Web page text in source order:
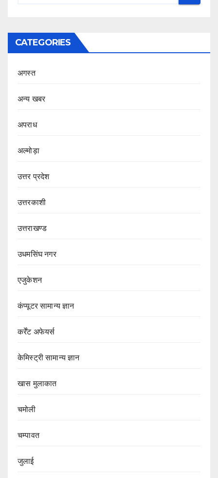
CATEGORIES
अगस्त
अन्य खबर
अपराध
अल्मोड़ा
उत्तर प्रदेश
उत्तरकाशी
उत्तराखण्ड
उधमसिंघ नगर
एजुकेशन
कंप्यूटर सामान्य ज्ञान
कर्रेंट अफेयर्स
केमिस्ट्री सामान्य ज्ञान
खास मुलाकात
चमोली
चम्पावत
जुलाई